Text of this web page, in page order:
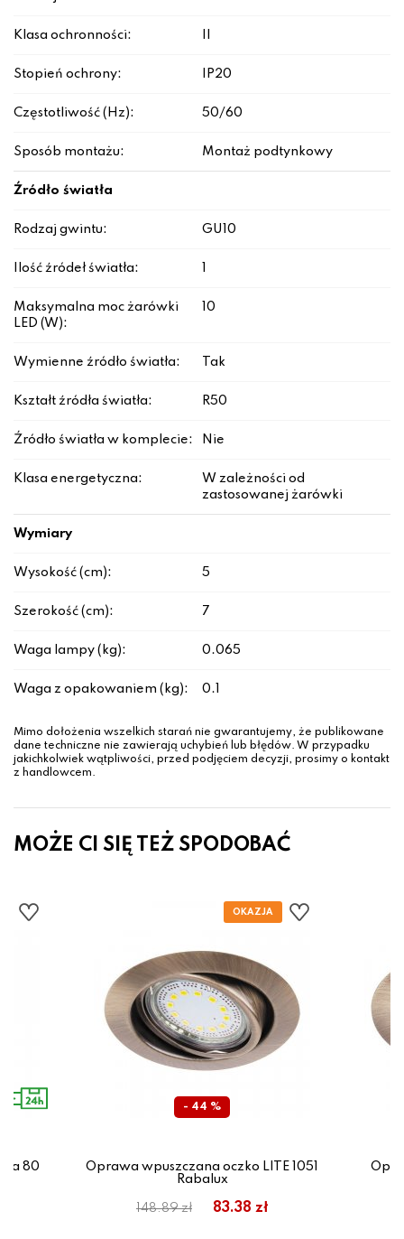
Klasa ochronności:
Stopień ochrony: IP20
Częstotliwość (Hz): 50/60
Sposób montażu: Montaż podtynkowy
Źródło światła
Rodzaj gwintu: GU10
Ilość źródeł światła:
Maksymalna moc żarówki
LED (W):
10
Wymienne źródło światła: Tak
Kształt źródła światła: R50
Źródło światła w komplecie: Nie
Klasa energetyczna:
W zależności od
zastosowanej żarówki
Wymiary
Wysokość (cm): 5
Szerokość (cm): 7
Waga lampy (kg): 0.065
Waga z opakowaniem (kg): 0.1
Mimo dołożenia wszelkich starań nie gwarantujemy, że publikowane
dane techniczne nie zawierają uchybień lub błędów. W przypadku
jakichkolwiek wątpliwości, przed podjęciem decyzji, prosimy o kontakt
z handlowcem.
MOŻE CI SIĘ TEŻ SPODOBAĆ
80
- 44 %
Oprawa wpuszczana oczko LITE 1051
Rabalux
148.89 zł 83.38 zł